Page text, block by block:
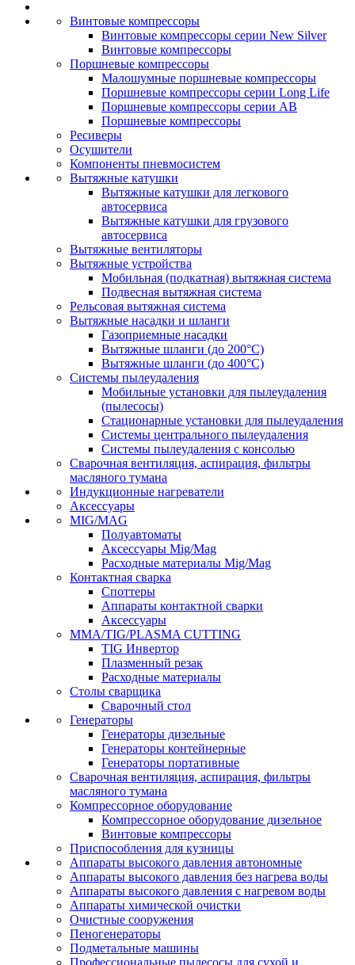
Винтовые компрессоры
Винтовые компрессоры серии New Silver
Винтовые компрессоры
Поршневые компрессоры
Малошумные поршневые компрессоры
Поршневые компрессоры серии Long Life
Поршневые компрессоры серии AB
Поршневые компрессоры
Ресиверы
Осушители
Компоненты пневмосистем
Вытяжные катушки
Вытяжные катушки для легкового
автосервиса
Вытяжные катушки для грузового
автосервиса
Вытяжные вентиляторы
Вытяжные устройства
Мобильная (подкатная) вытяжная система
Подвесная вытяжная система
Рельсовая вытяжная система
Вытяжные насадки и шланги
Газоприемные насадки
Вытяжные шланги (до 200°C)
Вытяжные шланги (до 400°C)
Системы пылеудаления
Мобильные установки для пылеудаления
(пылесосы)
Стационарные установки для пылеудаления
Системы центрального пылеудаления
Системы пылеудаления с консолью
Сварочная вентиляция, аспирация, фильтры
масляного тумана
Индукционные нагреватели
Аксессуары
MIG/MAG
Полуавтоматы
Аксессуары Mig/Mag
Расходные материалы Mig/Mag
Контактная сварка
Споттеры
Аппараты контактной сварки
Аксессуары
MMA/TIG/PLASMA CUTTING
TIG Инвертор
Плазменный резак
Расходные материалы
Столы сварщика
Сварочный стол
Генераторы
Генераторы дизельные
Генераторы контейнерные
Генераторы портативные
Сварочная вентиляция, аспирация, фильтры
масляного тумана
Компрессорное оборудование
Компрессорное оборудование дизельное
Винтовые компрессоры
Приспособления для кузницы
Аппараты высокого давления автономные
Аппараты высокого давления без нагрева воды
Аппараты высокого давления с нагревом воды
Аппараты химической очистки
Очистные сооружения
Пеногенераторы
Подметальные машины
Профессиональные пылесосы для сухой и